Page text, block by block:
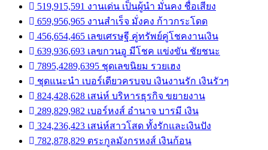
519,915,591 งานเด่น เป็นผู้นำ มั่นคง ชื่อเสียง
659,956,965 งานสำเร็จ มั่งคง ก้าวกระโดด
456,654,465 เลขเศรษฐี คู่ทรัพย์คู่โชคงานเงิน
639,936,693 เลขกวนอู มีโชค แข่งขัน ชัยชนะ
7895,4289,6395 ชุดเลขนิยม รวยเฮง
ชุดแนะนำ เบอร์เดียวครบจบ เงินงานรัก เงินรัวๆ
824,428,628 เสน่ห์ บริหารธุรกิจ ขยายงาน
289,829,982 เบอร์หงส์ อำนาจ บารมี เงิน
324,236,423 เสน่ห์สาวโสด ทั้งรักและเงินปัง
782,878,829 ตระกูลมังกรหงส์ เงินก้อน